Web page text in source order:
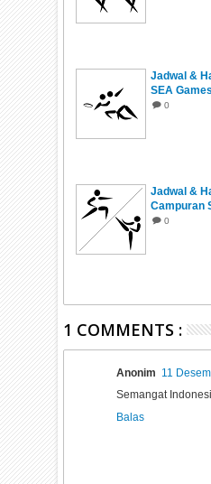
Jadwal &
SEA
0
Jadwal &
Campuran
Thailand
0
1 COMMENTS :
Anonim 11
Semangat
Balas